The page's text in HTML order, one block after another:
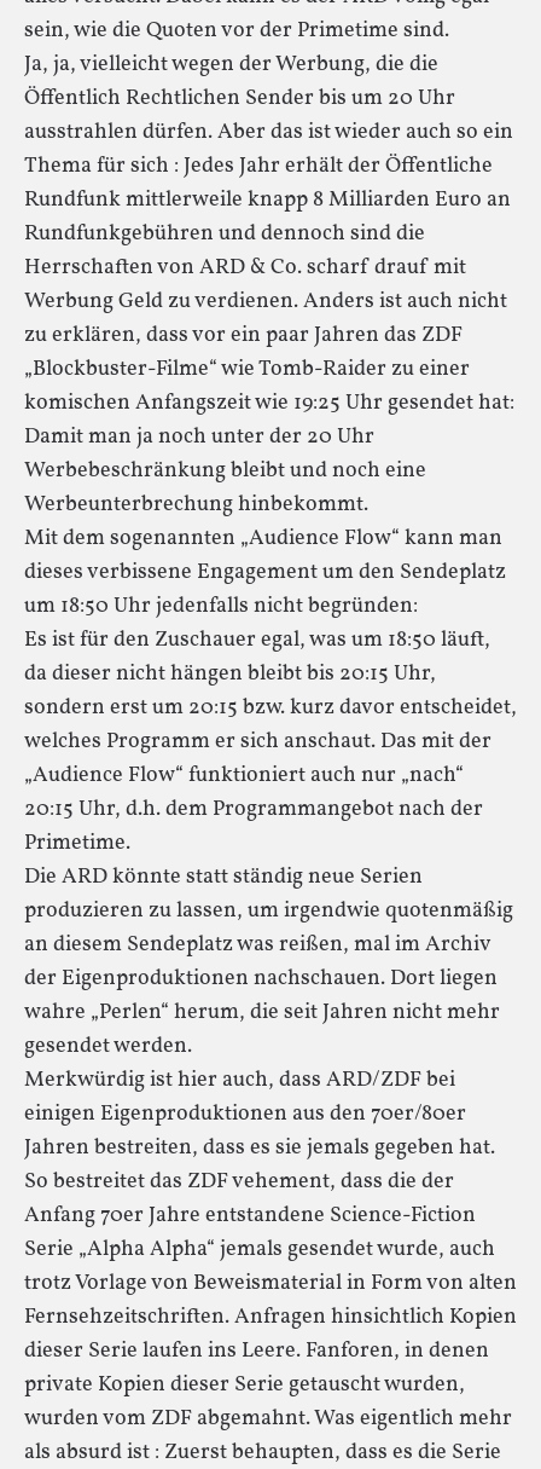
sein, wie die Quoten vor der Primetime sind.
Ja, ja, vielleicht wegen der Werbung, die die
Öffentlich Rechtlichen Sender bis um 20 Uhr
ausstrahlen dürfen. Aber das ist wieder auch so ein
Thema für sich : Jedes Jahr erhält der Öffentliche
Rundfunk mittlerweile knapp 8 Milliarden Euro an
Rundfunkgebühren und dennoch sind die
Herrschaften von ARD & Co. scharf drauf mit
Werbung Geld zu verdienen. Anders ist auch nicht
zu erklären, dass vor ein paar Jahren das ZDF
„Blockbuster-Filme“ wie Tomb-Raider zu einer
komischen Anfangszeit wie 19:25 Uhr gesendet hat:
Damit man ja noch unter der 20 Uhr
Werbebeschränkung bleibt und noch eine
Werbeunterbrechung hinbekommt.
Mit dem sogenannten „Audience Flow“ kann man
dieses verbissene Engagement um den Sendeplatz
um 18:50 Uhr jedenfalls nicht begründen:
Es ist für den Zuschauer egal, was um 18:50 läuft,
da dieser nicht hängen bleibt bis 20:15 Uhr,
sondern erst um 20:15 bzw. kurz davor entscheidet,
welches Programm er sich anschaut. Das mit der
„Audience Flow“ funktioniert auch nur „nach“
20:15 Uhr, d.h. dem Programmangebot nach der
Primetime.
Die ARD könnte statt ständig neue Serien
produzieren zu lassen, um irgendwie quotenmäßig
an diesem Sendeplatz was reißen, mal im Archiv
der Eigenproduktionen nachschauen. Dort liegen
wahre „Perlen“ herum, die seit Jahren nicht mehr
gesendet werden.
Merkwürdig ist hier auch, dass ARD/ZDF bei
einigen Eigenproduktionen aus den 70er/80er
Jahren bestreiten, dass es sie jemals gegeben hat.
So bestreitet das ZDF vehement, dass die der
Anfang 70er Jahre entstandene Science-Fiction
Serie „Alpha Alpha“ jemals gesendet wurde, auch
trotz Vorlage von Beweismaterial in Form von alten
Fernsehzeitschriften. Anfragen hinsichtlich Kopien
dieser Serie laufen ins Leere. Fanforen, in denen
private Kopien dieser Serie getauscht wurden,
wurden vom ZDF abgemahnt. Was eigentlich mehr
als absurd ist : Zuerst behaupten, dass es die Serie